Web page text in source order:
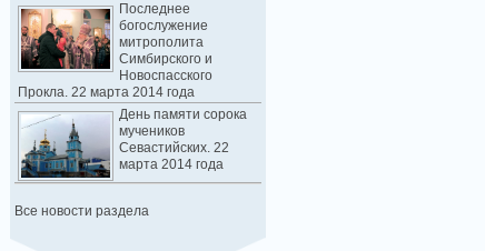
Последнее
богослужение
митрополита
Симбирского и
Новоспасского
Прокла. 22 марта 2014 года
День памяти сорока
мучеников
Севастийских. 22
марта 2014 года
Все новости раздела